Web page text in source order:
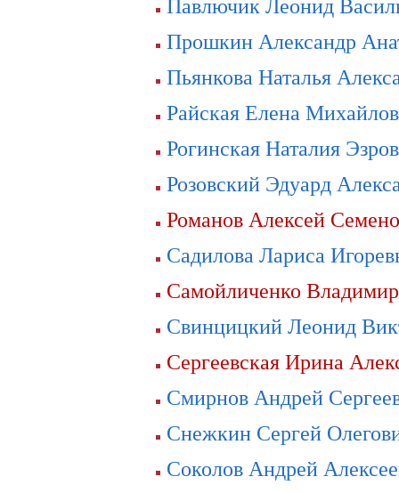
Павлючик Леонид
Прошкин Александр
Пьянкова Наталья
Райская Елена
Рогинская Наталия
Розовский Эдуард
Романов Алексей
Садилова Лариса
Самойличенко
Свинцицкий Леонид
Сергеевская Ирина
Смирнов Андрей
Снежкин Сергей
Соколов Андрей